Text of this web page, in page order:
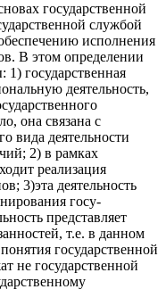
государственной
службой
исполнения
В этом определении
государственная
деятельность,
она связана с
вида деятельности
2) в рамках
реализация
3)эта дея­тельность
госу­
представляет
т.е. в данном
государственной
не государственной